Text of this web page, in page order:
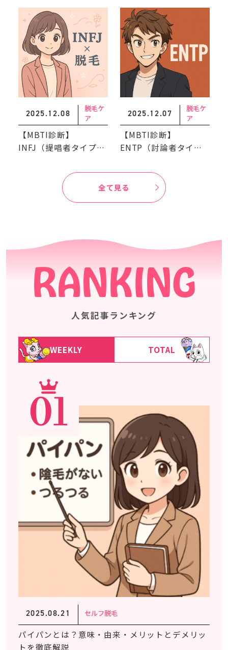
2025.12.08
脱毛ケ
ア
【MBTI診断】
INFJ（提唱者タイプ）
2025.12.07
脱毛ケ
ア
【MBTI診断】
ENTP（討論者タイ
スタイル
全て見る
RANKING
人気記事ランキング
WEEKLY TOTAL
01
2025.08.21 セルフ脱毛
パイパンとは？意味・由来・メリットとデメリッ
トを徹底解説